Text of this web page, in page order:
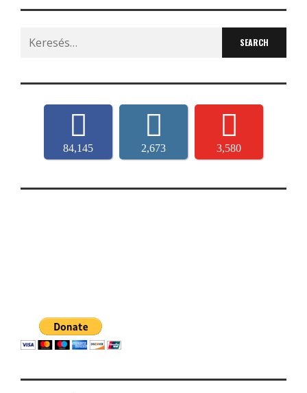
Search
for:
84,145 2,673 3,580